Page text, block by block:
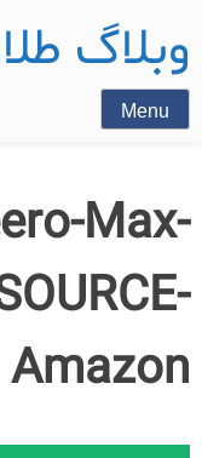
وبلاگ
Menu
Max-
Amazon